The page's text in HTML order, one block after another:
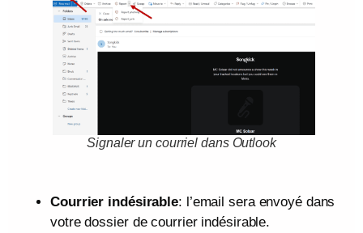
Signaler un courriel dans Outlook
Courrier indésirable: l’email sera envoyé dans
votre dossier de courrier indésirable.